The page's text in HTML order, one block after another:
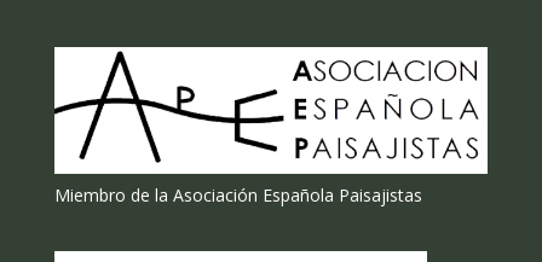
Miembro de la Asociación Española Paisajistas